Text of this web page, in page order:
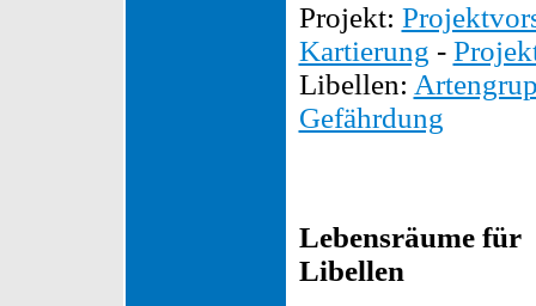
Projekt:
Kartierung -
Libellen:
Gefährdung
Lebensräume für
Libellen